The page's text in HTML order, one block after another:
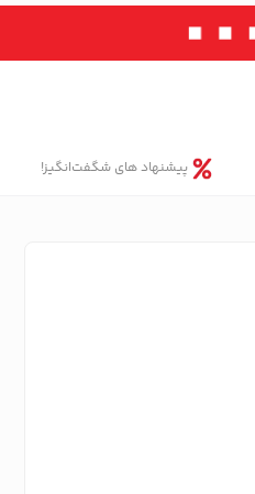
پیشنهاد های شگفت‌انگیز!